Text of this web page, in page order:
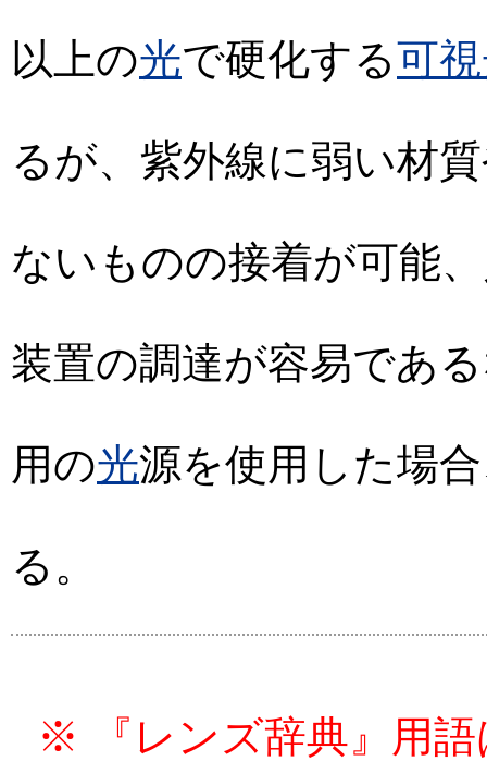
以上の光で硬化する可
るが、紫外線に弱い材
ないものの接着が可能
装置の調達が容易であ
用の光源を使用した場
る。
※ 『レンズ辞典』用